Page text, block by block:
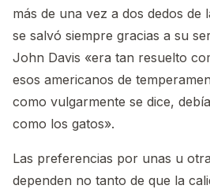
más de una vez a dos dedos de
se salvó siempre gracias a su
John Davis «era tan resuelto
esos americanos de
como vulgarmente se dice,
como los gatos».
Las preferencias por unas u
dependen no tanto de que la